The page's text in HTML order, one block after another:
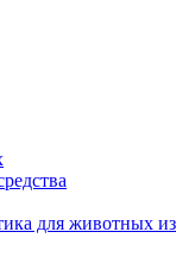
для животных